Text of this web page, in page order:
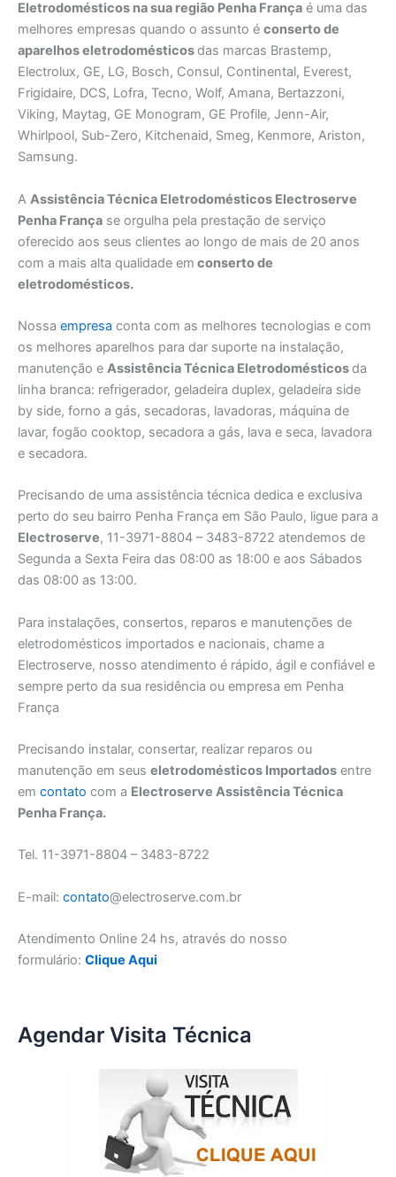
Eletrodomésticos na sua região Penha França é uma das
melhores empresas quando o assunto é conserto de
aparelhos eletrodomésticosdas marcas Brastemp,
Electrolux, GE, LG, Bosch, Consul, Continental, Everest,
Frigidaire, DCS, Lofra, Tecno, Wolf, Amana, Bertazzoni,
Viking, Maytag, GE Monogram, GE Profile, Jenn-Air,
Whirlpool, Sub-Zero, Kitchenaid, Smeg, Kenmore, Ariston,
Samsung.
A Assistência Técnica Eletrodomésticos Electroserve
Penha França se orgulha pela prestação de serviço
oferecido aos seus clientes ao longo de mais de 20 anos
com a mais alta qualidade em conserto de
eletrodomésticos.
Nossa empresa conta com as melhores tecnologias e com
os melhores aparelhos para dar suporte na instalação,
manutenção e Assistência Técnica Eletrodomésticosda
linha branca: refrigerador, geladeira duplex, geladeira side
by side, forno a gás, secadoras, lavadoras, máquina de
lavar, fogão cooktop, secadora a gás, lava e seca, lavadora
e secadora.
Precisando de uma assistência técnica dedica e exclusiva
perto do seu bairro Penha França em São Paulo, ligue para a
Electroserve, 11-3971-8804 – 3483-8722 atendemos de
Segunda a Sexta Feira das 08:00 as 18:00 e aos Sábados
das 08:00 as 13:00.
Para instalações, consertos, reparos e manutenções de
eletrodomésticos importados e nacionais, chame a
Electroserve, nosso atendimento é rápido, ágil e confiável e
sempre perto da sua residência ou empresa em Penha
França
Precisando instalar, consertar, realizar reparos ou
manutenção em seus eletrodomésticos Importados entre
em contato com a Electroserve Assistência Técnica
Penha França.
Tel. 11-3971-8804 – 3483-8722
E-mail: contato@electroserve.com.br
Atendimento Online 24 hs, através do nosso
formulário: Clique Aqui
Agendar Visita Técnica